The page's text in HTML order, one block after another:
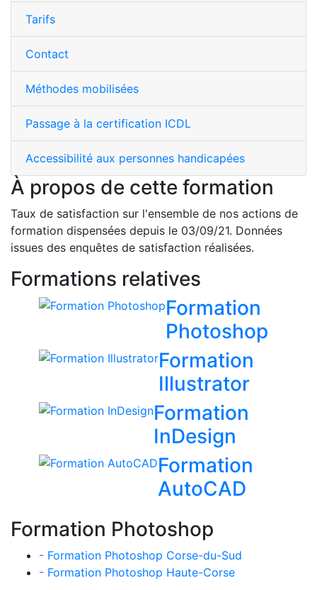
Tarifs
Contact
Méthodes mobilisées
Passage à la certification ICDL
Accessibilité aux personnes handicapées
À propos de cette formation
Taux de satisfaction sur l'ensemble de nos actions de
formation dispensées depuis le 03/09/21. Données
issues des enquêtes de satisfaction réalisées.
Formations relatives
Formation
Photoshop
Formation
Illustrator
Formation
InDesign
Formation
AutoCAD
Formation Photoshop
- Formation Photoshop Corse-du-Sud
- Formation Photoshop Haute-Corse